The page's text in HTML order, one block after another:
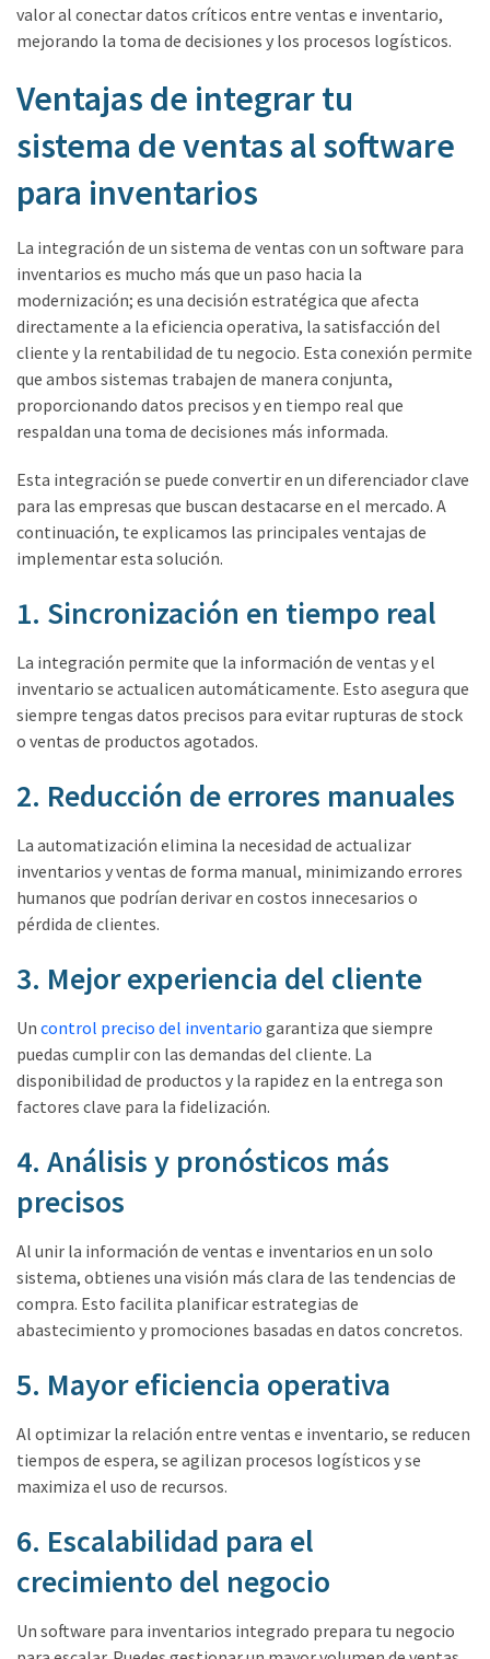
valor al conectar datos críticos entre ventas e inventario,
mejorando la toma de decisiones y los procesos logísticos.
Ventajas de integrar tu
sistema de ventas al software
para inventarios
La integración de un sistema de ventas con un software para
inventarios es mucho más que un paso hacia la
modernización; es una decisión estratégica que afecta
directamente a la eficiencia operativa, la satisfacción del
cliente y la rentabilidad de tu negocio. Esta conexión permite
que ambos sistemas trabajen de manera conjunta,
proporcionando datos precisos y en tiempo real que
respaldan una toma de decisiones más informada.
Esta integración se puede convertir en un diferenciador clave
para las empresas que buscan destacarse en el mercado. A
continuación, te explicamos las principales ventajas de
implementar esta solución.
1. Sincronización en tiempo real
La integración permite que la información de ventas y el
inventario se actualicen automáticamente. Esto asegura que
siempre tengas datos precisos para evitar rupturas de stock
o ventas de productos agotados.
2. Reducción de errores manuales
La automatización elimina la necesidad de actualizar
inventarios y ventas de forma manual, minimizando errores
humanos que podrían derivar en costos innecesarios o
pérdida de clientes.
3. Mejor experiencia del cliente
Un control preciso del inventario garantiza que siempre
puedas cumplir con las demandas del cliente. La
disponibilidad de productos y la rapidez en la entrega son
factores clave para la fidelización.
4. Análisis y pronósticos más
precisos
Al unir la información de ventas e inventarios en un solo
sistema, obtienes una visión más clara de las tendencias de
compra. Esto facilita planificar estrategias de
abastecimiento y promociones basadas en datos concretos.
5. Mayor eficiencia operativa
Al optimizar la relación entre ventas e inventario, se reducen
tiempos de espera, se agilizan procesos logísticos y se
maximiza el uso de recursos.
6. Escalabilidad para el
crecimiento del negocio
Un software para inventarios integrado prepara tu negocio